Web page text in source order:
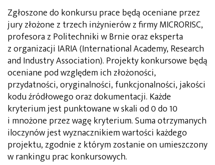
Zgłoszone do konkursu prace będą oceniane przez
jury złożone z trzech inżynierów z firmy MICRORISC,
profesora z Politechniki w Brnie oraz eksperta
z organizacji IARIA (International Academy, Research
and Industry Association). Projekty konkursowe będą
oceniane pod względem ich złożoności,
przydatności, oryginalności, funkcjonalności, jakości
kodu źródłowego oraz dokumentacji. Każde
kryterium jest punktowane w skali od 0 do 10
i mnożone przez wagę kryterium. Suma otrzymanych
iloczynów jest wyznacznikiem wartości każdego
projektu, zgodnie z którym zostanie on umieszczony
w rankingu prac konkursowych.